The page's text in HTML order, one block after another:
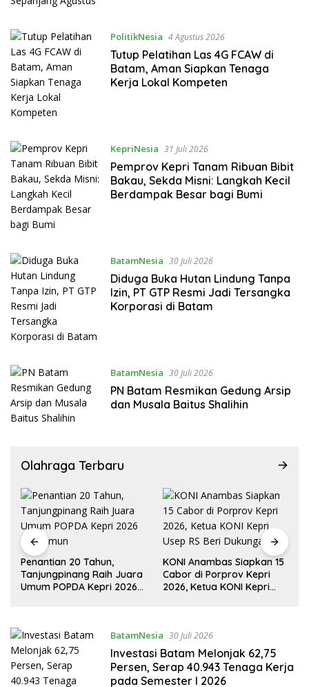
PolitikNesia 4 Agustus 2026
Tutup Pelatihan Las 4G FCAW di
Batam, Aman Siapkan Tenaga
Kerja Lokal Kompeten
KepriNesia 31 Juli 2026
Pemprov Kepri Tanam Ribuan Bibit
Bakau, Sekda Misni: Langkah Kecil
Berdampak Besar bagi Bumi
BatamNesia 30 Juli 2026
Diduga Buka Hutan Lindung Tanpa
Izin, PT GTP Resmi Jadi Tersangka
Korporasi di Batam
BatamNesia 30 Juli 2026
PN Batam Resmikan Gedung Arsip
dan Musala Baitus Shalihin
Olahraga Terbaru
Penantian 20 Tahun,
Tanjungpinang Raih Juara
Umum POPDA Kepri 2026
KONI Anambas Siapkan 15
Cabor di Porprov Kepri
2026, Ketua KONI Kepri
BatamNesia 30 Juli 2026
Investasi Batam Melonjak 62,75
Persen, Serap 40.943 Tenaga Kerja
pada Semester I 2026